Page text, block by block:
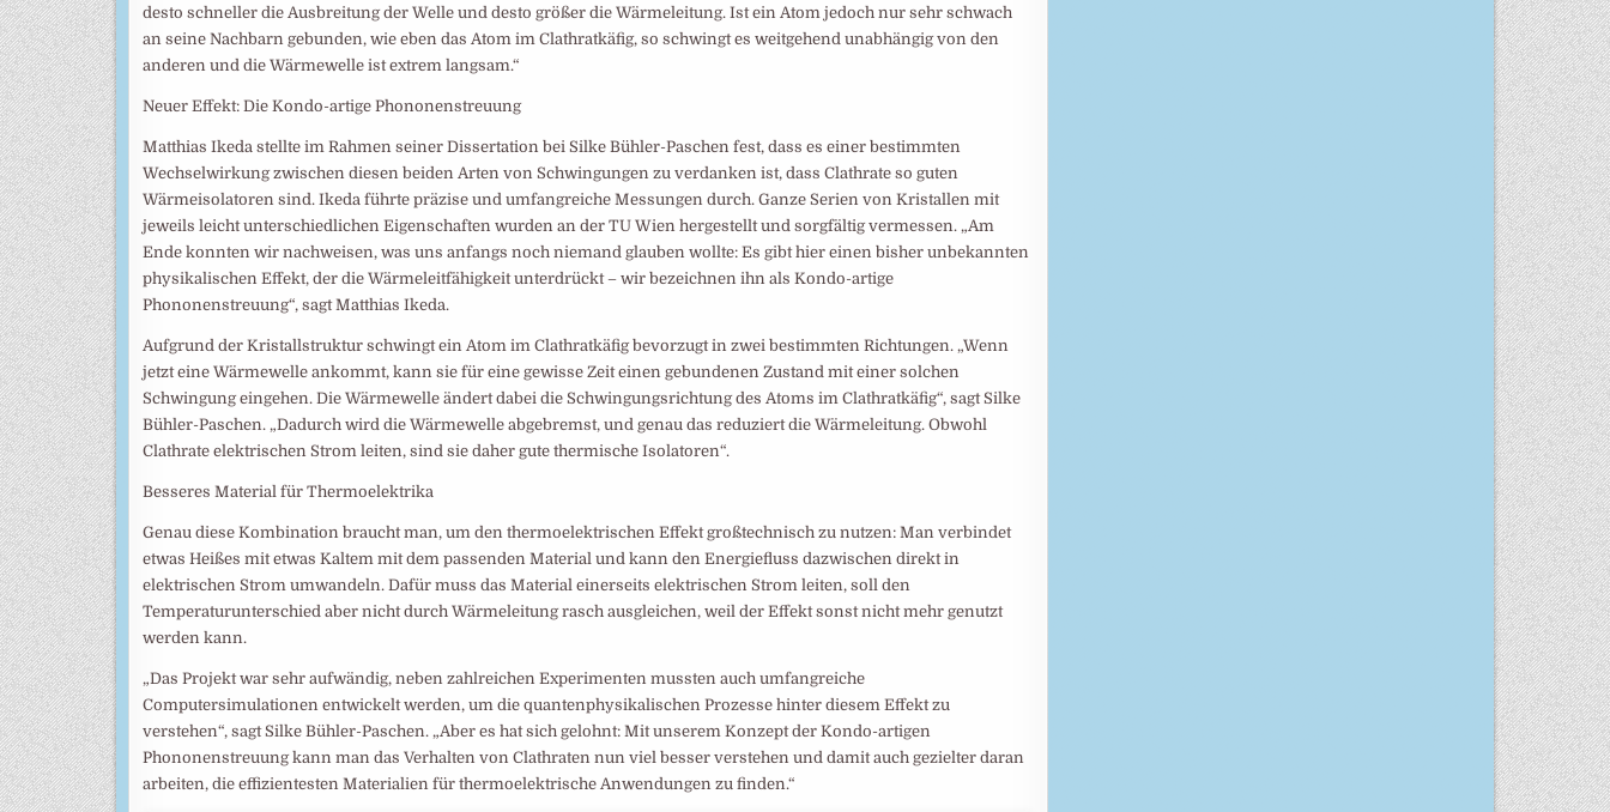
desto schneller die Ausbreitung der Welle und desto größer die Wärmeleitung. Ist ein Atom jedoch nur sehr schwach
an seine Nachbarn gebunden, wie eben das Atom im Clathratkäfig, so schwingt es weitgehend unabhängig von den
anderen und die Wärmewelle ist extrem langsam.“
Neuer Effekt: Die Kondo-artige Phononenstreuung
Matthias Ikeda stellte im Rahmen seiner Dissertation bei Silke Bühler-Paschen fest, dass es einer bestimmten
Wechselwirkung zwischen diesen beiden Arten von Schwingungen zu verdanken ist, dass Clathrate so guten
Wärmeisolatoren sind. Ikeda führte präzise und umfangreiche Messungen durch. Ganze Serien von Kristallen mit
jeweils leicht unterschiedlichen Eigenschaften wurden an der TU Wien hergestellt und sorgfältig vermessen. „Am
Ende konnten wir nachweisen, was uns anfangs noch niemand glauben wollte: Es gibt hier einen bisher unbekannten
physikalischen Effekt, der die Wärmeleitfähigkeit unterdrückt – wir bezeichnen ihn als Kondo-artige
Phononenstreuung“, sagt Matthias Ikeda.
Aufgrund der Kristallstruktur schwingt ein Atom im Clathratkäfig bevorzugt in zwei bestimmten Richtungen. „Wenn
jetzt eine Wärmewelle ankommt, kann sie für eine gewisse Zeit einen gebundenen Zustand mit einer solchen
Schwingung eingehen. Die Wärmewelle ändert dabei die Schwingungsrichtung des Atoms im Clathratkäfig“, sagt Silke
Bühler-Paschen. „Dadurch wird die Wärmewelle abgebremst, und genau das reduziert die Wärmeleitung. Obwohl
Clathrate elektrischen Strom leiten, sind sie daher gute thermische Isolatoren“.
Besseres Material für Thermoelektrika
Genau diese Kombination braucht man, um den thermoelektrischen Effekt großtechnisch zu nutzen: Man verbindet
etwas Heißes mit etwas Kaltem mit dem passenden Material und kann den Energiefluss dazwischen direkt in
elektrischen Strom umwandeln. Dafür muss das Material einerseits elektrischen Strom leiten, soll den
Temperaturunterschied aber nicht durch Wärmeleitung rasch ausgleichen, weil der Effekt sonst nicht mehr genutzt
werden kann.
„Das Projekt war sehr aufwändig, neben zahlreichen Experimenten mussten auch umfangreiche
Computersimulationen entwickelt werden, um die quantenphysikalischen Prozesse hinter diesem Effekt zu
verstehen“, sagt Silke Bühler-Paschen. „Aber es hat sich gelohnt: Mit unserem Konzept der Kondo-artigen
Phononenstreuung kann man das Verhalten von Clathraten nun viel besser verstehen und damit auch gezielter daran
arbeiten, die effizientesten Materialien für thermoelektrische Anwendungen zu finden.“